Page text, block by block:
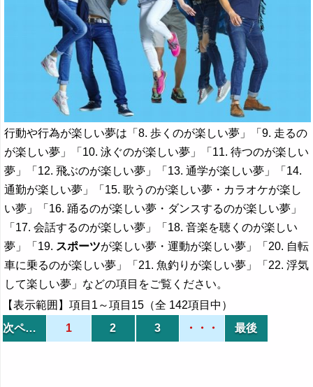
行動や行為が楽しい夢は「8. 歩くのが楽しい夢」「9. 走るの
が楽しい夢」「10. 泳ぐのが楽しい夢」「11. 待つのが楽しい
夢」「12. 飛ぶのが楽しい夢」「13. 通学が楽しい夢」「14.
通勤が楽しい夢」「15. 歌うのが楽しい夢・カラオケが楽し
い夢」「16. 踊るのが楽しい夢・ダンスするのが楽しい夢」
「17. 会話するのが楽しい夢」「18. 音楽を聴くのが楽しい
夢」「19. スポーツが楽しい夢・運動が楽しい夢」「20. 自転
車に乗るのが楽しい夢」「21. 魚釣りが楽しい夢」「22. 浮気
して楽しい夢」などの項目をご覧ください。
【表示範囲】項目1～項目15（全 142項目中）
次ページ
1 2 3 ・・・ 最後